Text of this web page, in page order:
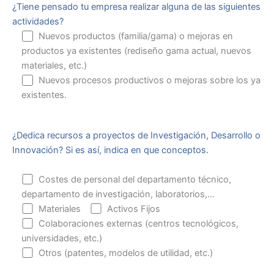
¿Tiene pensado tu empresa realizar alguna de las siguientes
actividades?
Nuevos productos (familia/gama) o mejoras en
productos ya existentes (rediseño gama actual, nuevos
materiales, etc.)
Nuevos procesos productivos o mejoras sobre los ya
existentes.
¿Dedica recursos a proyectos de Investigación, Desarrollo o
Innovación? Si es así, indica en que conceptos.
Costes de personal del departamento técnico,
departamento de investigación, laboratorios,...
Materiales
Activos Fijos
Colaboraciones externas (centros tecnológicos,
universidades, etc.)
Otros (patentes, modelos de utilidad, etc.)